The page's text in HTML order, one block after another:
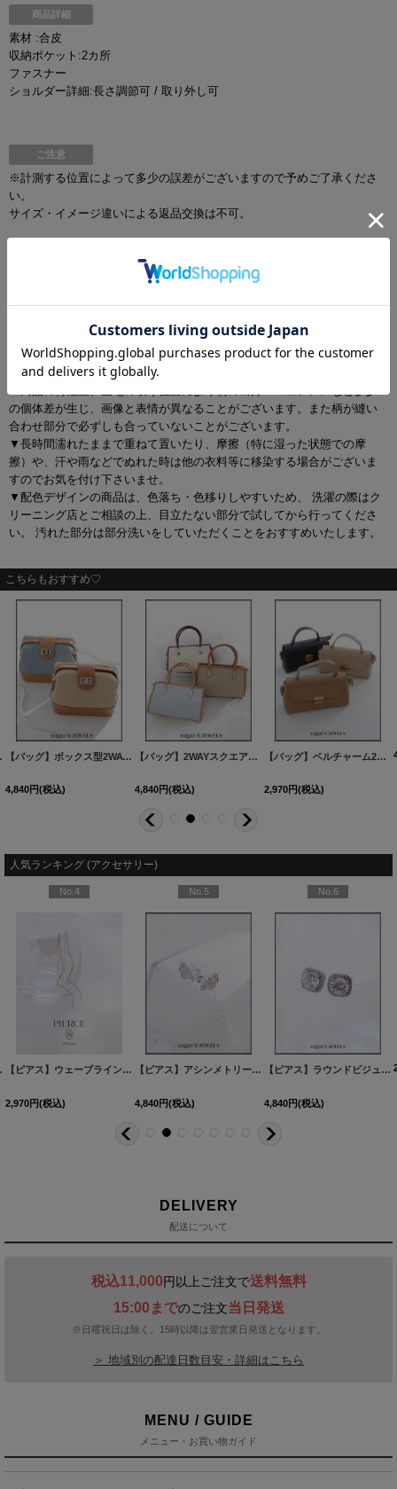
商品詳細
素材 :合皮
収納ポケット:2カ所
ファスナー
ショルダー詳細:長さ調節可 / 取り外し可
ご注意
※計測する位置によって多少の誤差がございますので予めご了承くださ
い。
サイズ・イメージ違いによる返品交換は不可。
お客様のモニタ環境により、画像の色が実物と異なって見える場合がご
▼この製品は大変デリケートな素材を使用しています。着用時のベル
ト、バックル及び着脱時の時計・指輪等による引っ掛け、強度の摩擦ひ
きつれ等に十分ご注意下さいませ。
▼商品の特性上、生地の取り位置により柄の出方・ニュアンスなど多少
の個体差が生じ、画像と表情が異なることがございます。また柄が縫い
合わせ部分で必ずしも合っていないことがございます。
▼長時間濡れたままで重ねて置いたり、摩擦（特に湿った状態での摩
擦）や、汗や雨などでぬれた時は他の衣料等に移染する場合がございま
すのでお気を付け下さいませ。
▼配色デザインの商品は、色落ち・色移りしやすいため、 洗濯の際はク
リーニング店とご相談の上、目立たない部分で試してから行ってくださ
い。 汚れた部分は部分洗いをしていただくことをおすすめいたします。
こちらもおすすめ♡
251031-1 B1057-251027-1]
】[OF03] [B1060-251024-1]
【バッグ】ボックス型2WAYバッグ【Fサイズ/2カラー】[OF03] [B1064-251022-1]
4,840円(税込)
【バッグ】2WAYスクエアバッグ【Fサイズ/3カラー】[OF03]
4,840円(税込)
【バッグ】ベルチャーム2wayバッグ【Fサイズ/3カラー】[OF03]
2,970円(税込)
人気ランキング (アクセサリー)
1]
[NE355-260528-1]
】[OF02] [NE337-260530-1]
No.4
【ピアス】ウェーブラインロングピアス【Fサイズ/1カラー】 [MG-PI402-GD-F ]
2,970円(税込)
No.5
【ピアス】アシンメトリーバタフライビジューピアス【Fサイズ/1カラー】[OF02]
4,840円(税込)
No.6
【ピアス】ラウンドビジュースクエアピアス【Fサイズ/1カラー】[OF02]
4,840円(税込)
DELIVERY
配送について
税込11,000円以上ご注文で送料無料
15:00までのご注文当日発送
※日曜祝日は除く。15時以降は翌営業日発送となります。
＞ 地域別の配達日数目安・詳細はこちら
MENU / GUIDE
メニュー・お買い物ガイド